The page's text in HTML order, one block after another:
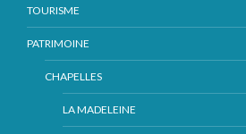
TOURISME
PATRIMOINE
CHAPELLES
LA MADELEINE